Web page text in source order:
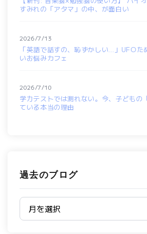
すみれの「アタマ」の中、が面白い
「英語で話すの、恥ずかしい…」UFOた
いお悩みカフェ
2026/7/13
学力テストでは測れない。今、子どもの
ている本当の理由
2026/7/10
過去のブログ
過去のブログ